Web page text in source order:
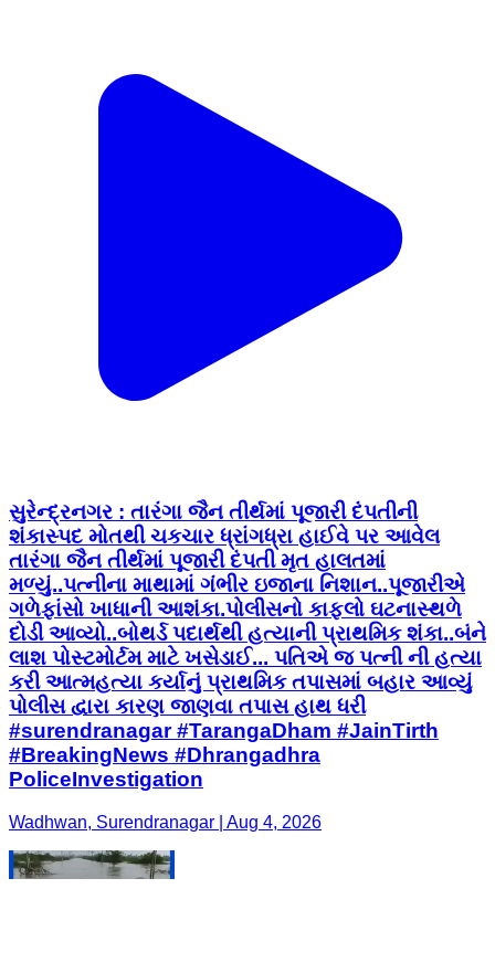
સુરેન્દ્રનગર : તારંગા જૈન તીર્થમાં પૂજારી દંપતીની
શંકાસ્પદ મોતથી ચકચાર ધ્રાંગધ્રા હાઈવે પર આવેલ
તારંગા જૈન તીર્થમાં પૂજારી દંપતી મૃત હાલતમાં
મળ્યું..પત્નીના માથામાં ગંભીર ઇજાના નિશાન..પૂજારીએ
ગળેફાંસો ખાધાની આશંકા.પોલીસનો કાફલો ઘટનાસ્થળે
દોડી આવ્યો..બોથર્ડ પદાર્થથી હત્યાની પ્રાથમિક શંકા..બંને
લાશ પોસ્ટમોર્ટમ માટે ખસેડાઈ... પતિએ જ પત્ની ની હત્યા
કરી આત્મહત્યા કર્યાનું પ્રાથમિક તપાસમાં બહાર આવ્યું
પોલીસ દ્વારા કારણ જાણવા તપાસ હાથ ધરી
#surendranagar #TarangaDham #JainTirth
#BreakingNews #Dhrangadhra
PoliceInvestigation
Wadhwan, Surendranagar | Aug 4, 2026